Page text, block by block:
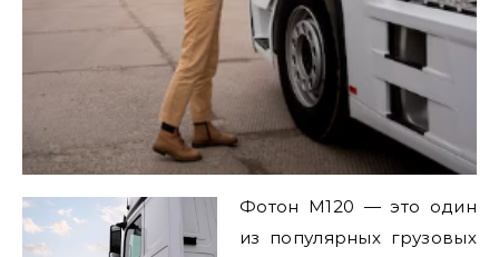
Фотон M120 — это один
из популярных грузовых